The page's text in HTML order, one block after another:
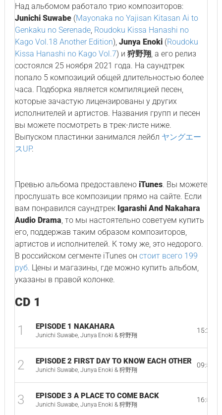
Над альбомом работало трио композиторов:
Junichi Suwabe(Mayonaka no Yajisan Kitasan Ai to
Genkaku no Serenade, Roudoku Kissa Hanashi no
Kago Vol.18 Another Edition), Junya Enoki(Roudoku
Kissa Hanashi no Kago Vol.7) и 狩野翔, а его релиз
состоялся 25 ноября 2021 года. На саундтрек
попало 5 композиций общей длительностью более
часа. Подборка является компиляцией песен,
которые зачастую лицензированы у других
исполнителей и артистов. Названия групп и песен
вы можете посмотреть в трек-листе ниже.
Выпуском пластинки занимался лейбл ヤングエー
スUP.
Превью альбома предоставлено iTunes. Вы можете
прослушать все композиции прямо на сайте. Если
вам понравился саундтрек Igarashi And Nakahara
Audio Drama, то мы настоятельно советуем купить
его, поддержав таким образом композиторов,
артистов и исполнителей. К тому же, это недорого.
В российском сегменте iTunes он стоит всего 199
руб. Цены и магазины, где можно купить альбом,
указаны в правой колонке.
CD 1
1 EPISODE 1 NAKAHARA
Junichi Suwabe, Junya Enoki & 狩野翔
15:28
2 EPISODE 2 FIRST DAY TO KNOW EACH OTHER
Junichi Suwabe, Junya Enoki & 狩野翔
09:54
3 EPISODE 3 A PLACE TO COME BACK
Junichi Suwabe, Junya Enoki & 狩野翔
16:50